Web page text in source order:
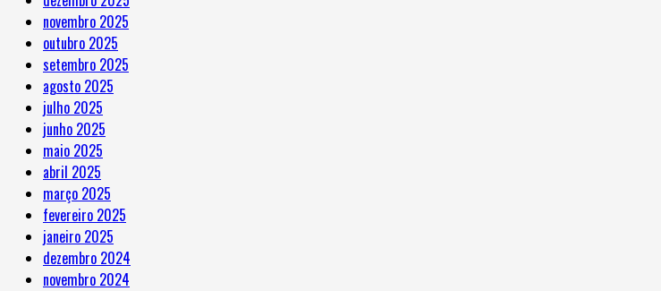
novembro 2025
outubro 2025
setembro 2025
agosto 2025
julho 2025
junho 2025
maio 2025
abril 2025
março 2025
fevereiro 2025
janeiro 2025
dezembro 2024
novembro 2024